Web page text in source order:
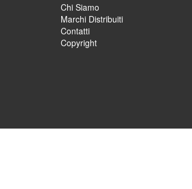
Chi Siamo
Marchi Distribuiti
Contatti
Copyright